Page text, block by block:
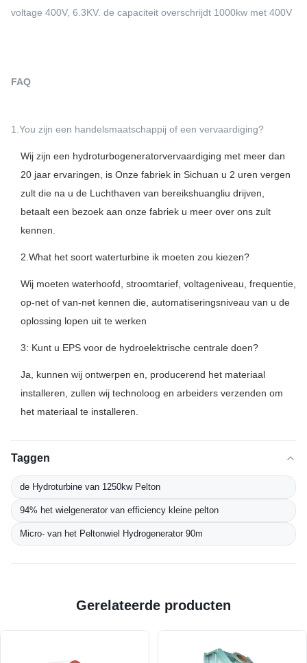
voltage 400V, 6.3KV. de capaciteit overschrijdt 1000kw met 400V
FAQ
1.You zijn een handelsmaatschappij of een vervaardiging?
Wij zijn een hydroturbogeneratorvervaardiging met meer dan
20 jaar ervaringen, is Onze fabriek in Sichuan u 2 uren vergen
zult die na u de Luchthaven van bereikshuangliu drijven,
betaalt een bezoek aan onze fabriek u meer over ons zult
kennen.
2.What het soort waterturbine ik moeten zou kiezen?
Wij moeten waterhoofd, stroomtarief, voltageniveau, frequentie,
op-net of van-net kennen die, automatiseringsniveau van u de
oplossing lopen uit te werken
3: Kunt u EPS voor de hydroelektrische centrale doen?
Ja, kunnen wij ontwerpen en, producerend het materiaal
installeren, zullen wij technoloog en arbeiders verzenden om
het materiaal te installeren.
Taggen
de Hydroturbine van 1250kw Pelton
94% het wielgenerator van efficiency kleine pelton
Micro- van het Peltonwiel Hydrogenerator 90m
Gerelateerde producten